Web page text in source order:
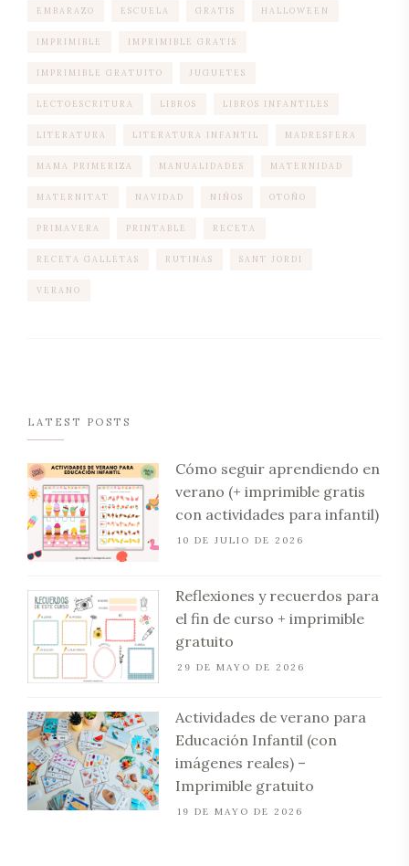
EMBARAZO ESCUELA GRATIS HALLOWEEN
IMPRIMIBLE IMPRIMIBLE GRATIS
IMPRIMIBLE GRATUITO JUGUETES
LECTOESCRITURA LIBROS LIBROS INFANTILES
LITERATURA LITERATURA INFANTIL MADRESFERA
MAMA PRIMERIZA MANUALIDADES MATERNIDAD
MATERNITAT NAVIDAD NIÑOS OTOÑO
PRIMAVERA PRINTABLE RECETA
RECETA GALLETAS RUTINAS SANT JORDI
VERANO
LATEST POSTS
Cómo seguir aprendiendo en
verano (+ imprimible gratis
con actividades para infantil)
10 DE JULIO DE 2026
Reflexiones y recuerdos para
el fin de curso + imprimible
gratuito
29 DE MAYO DE 2026
Actividades de verano para
Educación Infantil (con
imágenes reales) –
Imprimible gratuito
19 DE MAYO DE 2026